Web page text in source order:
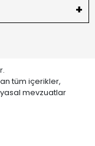
tüm içerikler,
mevzuatlar